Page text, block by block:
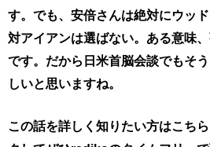
す。でも、安倍さんは絶対にウッ
対アイアンは選ばない。ある意味
です。だから日米首脳会談でもそ
しいと思いますね。
この話を詳しく知りたい方はこち